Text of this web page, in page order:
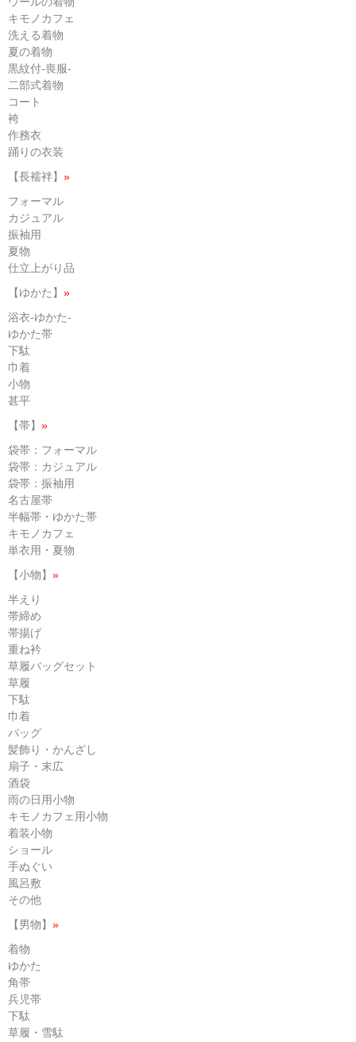
キモノカフェ
洗える着物
夏の着物
黒紋付-喪服-
二部式着物
コート
袴
作務衣
踊りの衣装
【長襦袢】 »
フォーマル
カジュアル
振袖用
夏物
仕立上がり品
【ゆかた】 »
浴衣-ゆかた-
ゆかた帯
下駄
巾着
小物
甚平
【帯】 »
袋帯：フォーマル
袋帯：カジュアル
袋帯：振袖用
名古屋帯
半幅帯・ゆかた帯
キモノカフェ
単衣用・夏物
【小物】 »
半えり
帯締め
帯揚げ
重ね衿
草履バッグセット
草履
下駄
巾着
バッグ
髪飾り・かんざし
扇子・末広
酒袋
雨の日用小物
キモノカフェ用小物
着装小物
ショール
手ぬぐい
風呂敷
その他
【男物】 »
着物
ゆかた
角帯
兵児帯
下駄
草履・雪駄